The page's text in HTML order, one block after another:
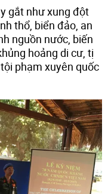
gắt như xung đột
thổ, biển đảo, an
nguồn nước, biến
hoảng di cư, tị
phạm xuyên quốc